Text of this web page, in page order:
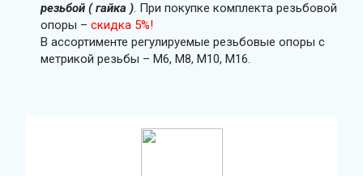
резьбой ( гайка ). При покупке комплекта резьбовой
опоры – скидка 5%!
В ассортименте регулируемые резьбовые опоры с
метрикой резьбы – М6, М8, М10, М16.